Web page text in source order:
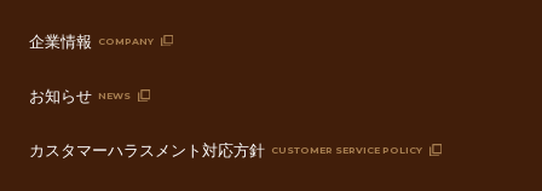
企業情報 COMPANY
お知らせ NEWS
カスタマーハラスメント対応方針 CUSTOMER SERVICE POLICY